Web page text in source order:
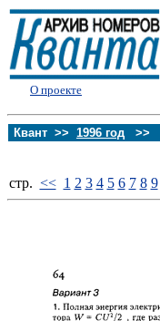
О проекте
Квант >> 1996 год >>
стp. << 1 2 3 4 5 6 7 8 9